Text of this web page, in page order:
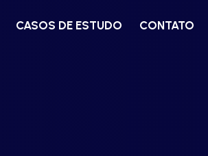
CASOS DE ESTUDO CONTATO